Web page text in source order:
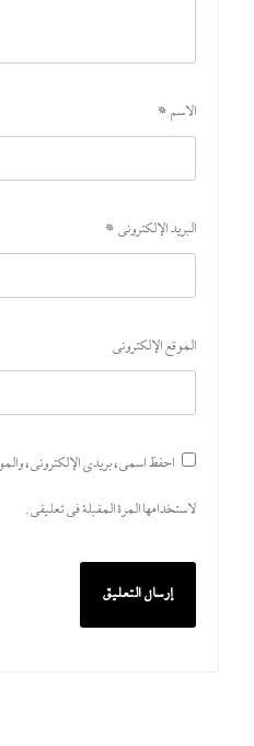
الاسم *
البريد الإلكتروني *
الموقع الإلكتروني
احفظ اسمي، بريدي الإلكتروني،
لاستخدامها المرة المقبلة في تعليقي.